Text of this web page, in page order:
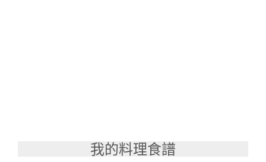
我的料理食譜